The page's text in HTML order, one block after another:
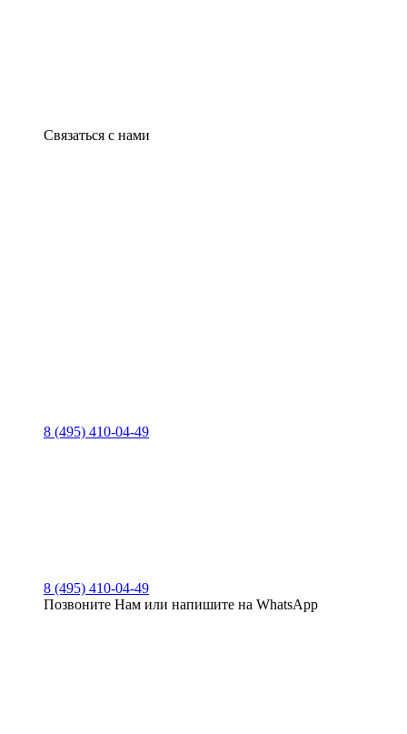
Связаться с нами
8 (495) 410-04-49
8 (495) 410-04-49
Позвоните Нам или напишите на WhatsApp